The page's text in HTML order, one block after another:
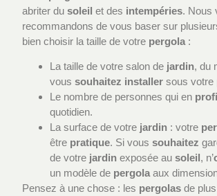
abriter dusoleil et des intempéries. Nous
recommandons de vous baser sur
bien choisir la taille de votre pergola :
La taille de votre salon de jardin, du
voussouhaitez installer sous votre
Le nombre de personnes qui en
quotidien.
La surface de votre jardin : votre
être pratique. Si voussouhaitez
de votre jardin exposée ausoleil, n’
un modèle de pergola aux
Pensez à une chose : les pergolas de